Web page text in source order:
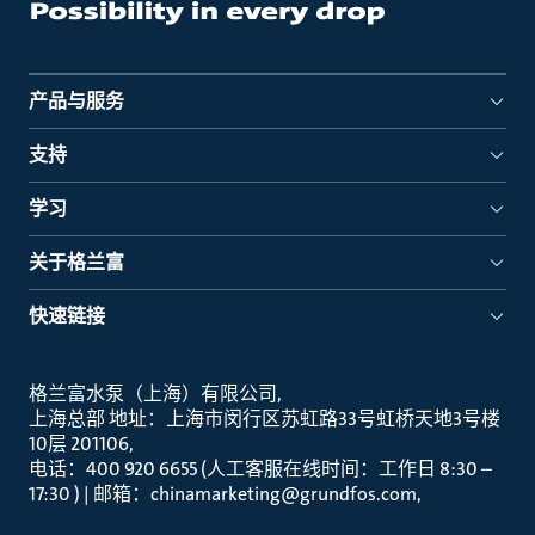
产品与服务
支持
学习
关于格兰富
快速链接
格兰富水泵（上海）有限公司
上海总部 地址：上海市闵行区苏虹路33号虹桥天地3号楼
10层 201106
电话：400 920 6655 (人工客服在线时间：工作日 8:30 –
17:30 ) | 邮箱：chinamarketing@grundfos.com